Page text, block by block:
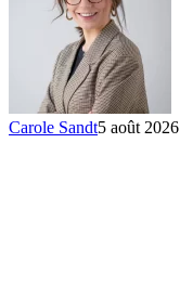
Carole Sandt5 août 2026